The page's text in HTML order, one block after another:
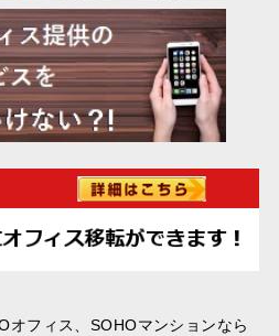
オフィス、SOHOマンションなら